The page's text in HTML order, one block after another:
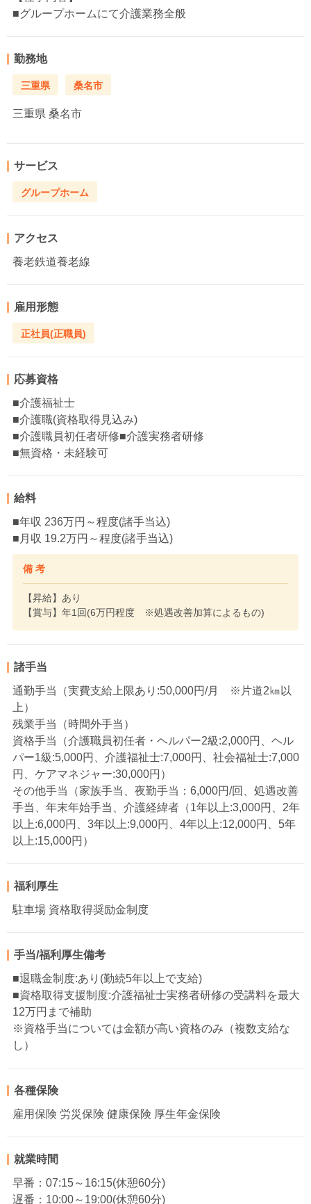
■グループホームにて介護業務全般
勤務地
三重県 桑名市
三重県 桑名市
サービス
グループホーム
アクセス
養老鉄道養老線
雇用形態
正社員(正職員)
応募資格
■介護福祉士
■介護職(資格取得見込み)
■介護職員初任者研修■介護実務者研修
■無資格・未経験可
給料
■年収 236万円～程度(諸手当込)
■月収 19.2万円～程度(諸手当込)
備 考
【昇給】あり
【賞与】年1回(6万円程度 ※処遇改善加算によるもの)
諸手当
通勤手当（実費支給上限あり:50,000円/月 ※片道2㎞以
上）
残業手当（時間外手当）
資格手当（介護職員初任者・ヘルパー2級:2,000円、ヘル
パー1級:5,000円、介護福祉士:7,000円、社会福祉士:7,000
円、ケアマネジャー:30,000円）
その他手当（家族手当、夜勤手当：6,000円/回、処遇改善
手当、年末年始手当、介護経緯者（1年以上:3,000円、2年
以上:6,000円、3年以上:9,000円、4年以上:12,000円、5年
以上:15,000円）
福利厚生
駐車場 資格取得奨励金制度
手当/福利厚生備考
■退職金制度:あり(勤続5年以上で支給)
■資格取得支援制度:介護福祉士実務者研修の受講料を最大
12万円まで補助
※資格手当については金額が高い資格のみ（複数支給な
し）
各種保険
雇用保険 労災保険 健康保険 厚生年金保険
就業時間
早番：07:15～16:15(休憩60分)
遅番：10:00～19:00(休憩60分)